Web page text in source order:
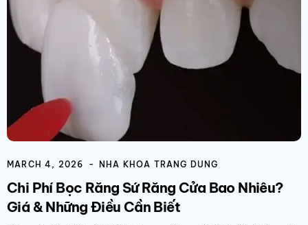
MARCH 4, 2026 NHA KHOA TRANG DUNG
Chi Phí Bọc Răng Sứ Răng Cửa​ ​Bao Nhiêu?
Giá & Những Điều Cần Biết